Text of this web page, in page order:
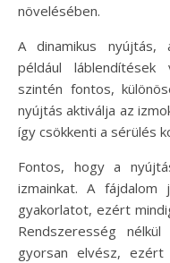
növelésében.
A dinamikus nyújtás,
például láblendítések
szintén fontos,
nyújtás aktiválja az
így csökkenti a sérülés
Fontos, hogy a
izmainkat. A
gyakorlatot, ezért
Rendszeresség
gyorsan elvész,